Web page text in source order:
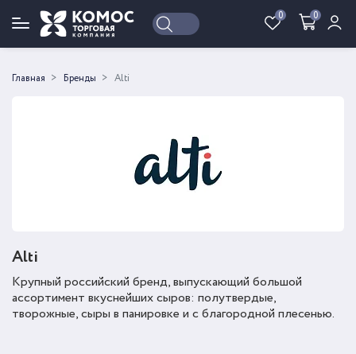
0 0
Войти Регистрация
Главная Бренды Alti
Alti
Крупный российский бренд, выпускающий большой
ассортимент вкуснейших сыров: полутвердые,
творожные, сыры в панировке и с благородной плесенью.